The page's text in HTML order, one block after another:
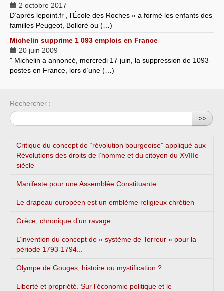
2 octobre 2017
D’après lepoint.fr , l’École des Roches « a formé les enfants des
familles Peugeot, Bolloré ou (…)
Michelin supprime 1 093 emplois en France
20 juin 2009
" Michelin a annoncé, mercredi 17 juin, la suppression de 1093
postes en France, lors d’une (…)
Rechercher :
>>
Critique du concept de “révolution bourgeoise” appliqué aux
Révolutions des droits de l’homme et du citoyen du XVIIIe
siècle
Manifeste pour une Assemblée Constituante
Le drapeau européen est un emblème religieux chrétien
Grèce, chronique d’un ravage
L’invention du concept de « système de Terreur » pour la
période 1793-1794...
Olympe de Gouges, histoire ou mystification ?
Liberté et propriété. Sur l’économie politique et le